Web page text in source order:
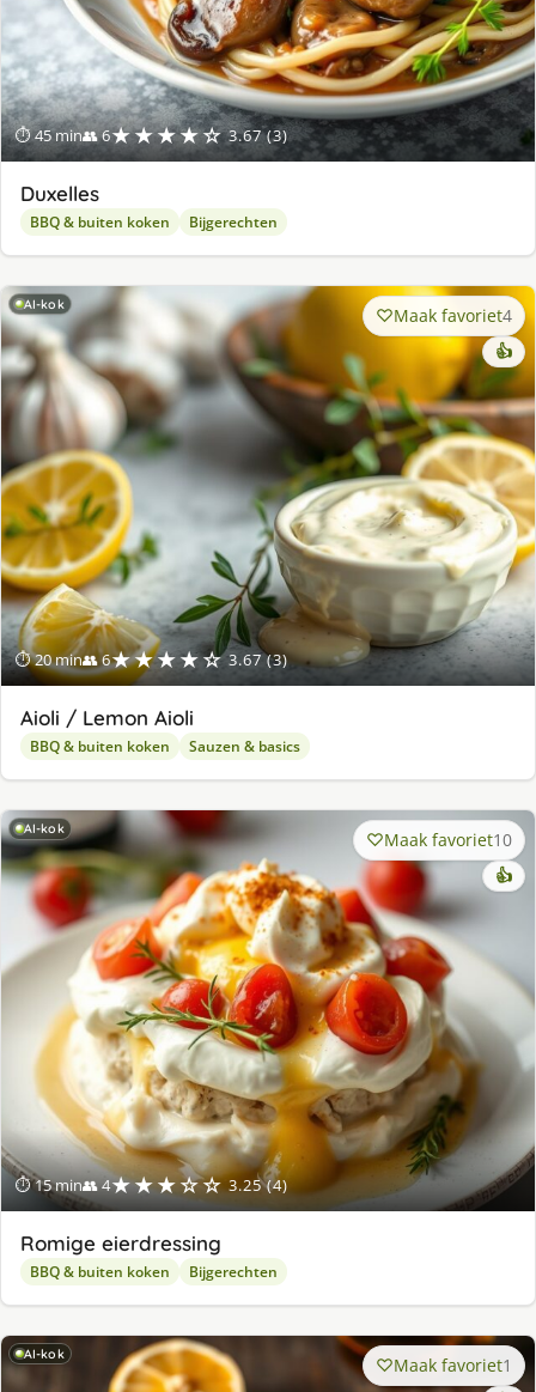
⏱ 45 min👥 6★★★★☆ 3.67 (3)
Duxelles
BBQ & buiten koken Bijgerechten
AI-kok
⏱ 20 min👥 6★★★★☆ 3.67 (3)
Maak favoriet4
👍
Aioli / Lemon Aioli
BBQ & buiten koken Sauzen & basics
AI-kok
⏱ 15 min👥 4★★★☆☆ 3.25 (4)
Maak favoriet10
👍
Romige eierdressing
BBQ & buiten koken Bijgerechten
AI-kok Maak favoriet1